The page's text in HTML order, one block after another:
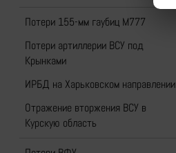
Потери 155-мм гаубиц M777
Потери артиллерии ВСУ под
Крынками
ИРБД на Харьковском направлении
Отражение вторжения ВСУ в
Курскую область